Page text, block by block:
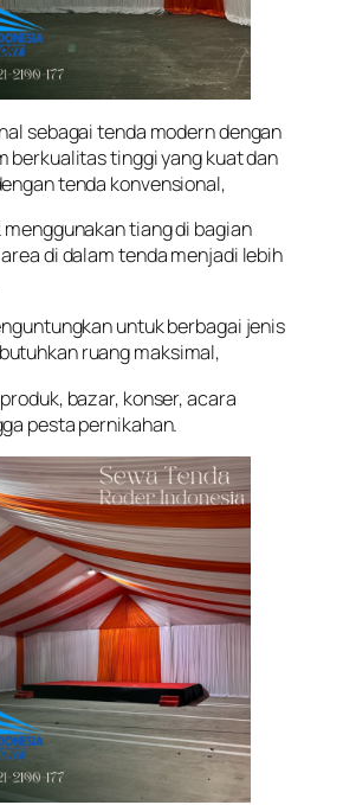
sebagai tenda modern dengan
berkualitas tinggi yang kuat dan
tenda konvensional,
tiang di bagian
di dalam tenda menjadi lebih
untuk berbagai jenis
ruang maksimal,
bazar, konser, acara
pesta pernikahan.